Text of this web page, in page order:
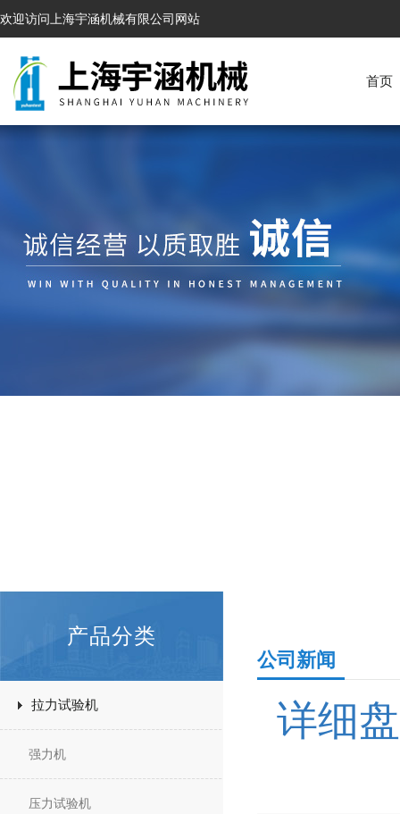
欢迎访问上海宇涵机械有限公司网站
首页
产品分类
拉力试验机
强力机
压力试验机
公司新闻
详细